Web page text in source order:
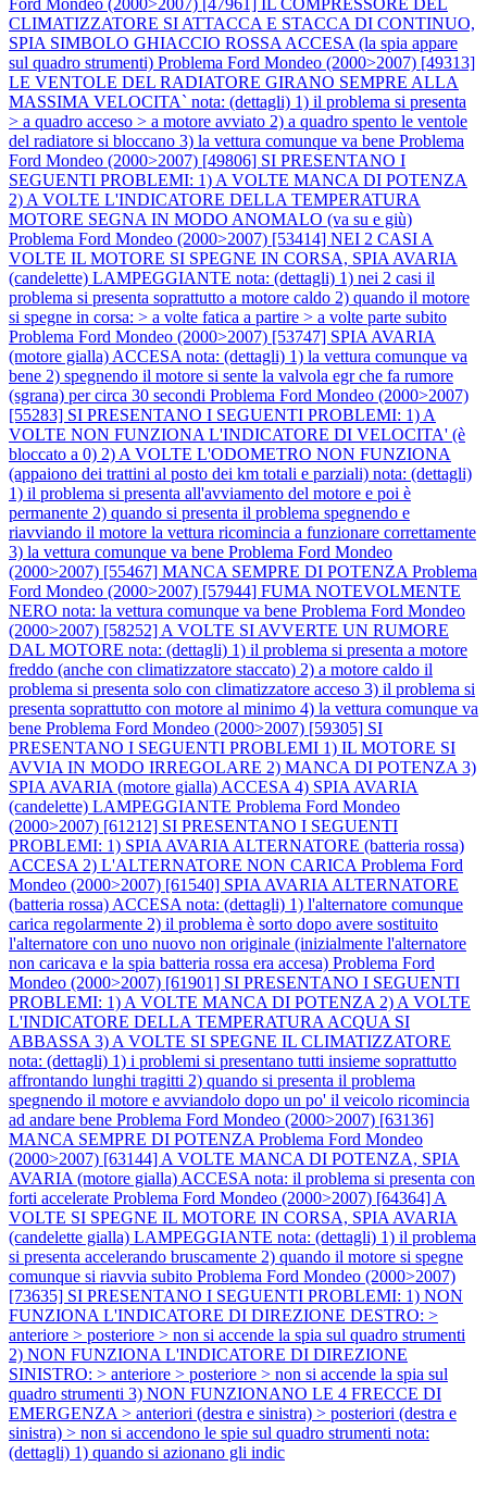
CLIMATIZZATORE SI ATTACCA E STACCA DI CONTINUO,
SPIA SIMBOLO GHIACCIO ROSSA ACCESA (la spia appare
sul quadro strumenti) Problema Ford Mondeo (2000>2007) [49313]
LE VENTOLE DEL RADIATORE GIRANO SEMPRE ALLA
MASSIMA VELOCITA` nota: (dettagli) 1) il problema si presenta
> a quadro acceso > a motore avviato 2) a quadro spento le ventole
del radiatore si bloccano 3) la vettura comunque va bene Problema
Ford Mondeo (2000>2007) [49806] SI PRESENTANO I
SEGUENTI PROBLEMI: 1) A VOLTE MANCA DI POTENZA
2) A VOLTE L'INDICATORE DELLA TEMPERATURA
MOTORE SEGNA IN MODO ANOMALO (va su e giù)
Problema Ford Mondeo (2000>2007) [53414] NEI 2 CASI A
VOLTE IL MOTORE SI SPEGNE IN CORSA, SPIA AVARIA
(candelette) LAMPEGGIANTE nota: (dettagli) 1) nei 2 casi il
problema si presenta soprattutto a motore caldo 2) quando il motore
si spegne in corsa: > a volte fatica a partire > a volte parte subito
Problema Ford Mondeo (2000>2007) [53747] SPIA AVARIA
(motore gialla) ACCESA nota: (dettagli) 1) la vettura comunque va
bene 2) spegnendo il motore si sente la valvola egr che fa rumore
(sgrana) per circa 30 secondi Problema Ford Mondeo (2000>2007)
[55283] SI PRESENTANO I SEGUENTI PROBLEMI: 1) A
VOLTE NON FUNZIONA L'INDICATORE DI VELOCITA' (è
bloccato a 0) 2) A VOLTE L'ODOMETRO NON FUNZIONA
(appaiono dei trattini al posto dei km totali e parziali) nota: (dettagli)
1) il problema si presenta all'avviamento del motore e poi è
permanente 2) quando si presenta il problema spegnendo e
riavviando il motore la vettura ricomincia a funzionare correttamente
3) la vettura comunque va bene Problema Ford Mondeo
(2000>2007) [55467] MANCA SEMPRE DI POTENZA Problema
Ford Mondeo (2000>2007) [57944] FUMA NOTEVOLMENTE
NERO nota: la vettura comunque va bene Problema Ford Mondeo
(2000>2007) [58252] A VOLTE SI AVVERTE UN RUMORE
DAL MOTORE nota: (dettagli) 1) il problema si presenta a motore
freddo (anche con climatizzatore staccato) 2) a motore caldo il
problema si presenta solo con climatizzatore acceso 3) il problema si
presenta soprattutto con motore al minimo 4) la vettura comunque va
bene Problema Ford Mondeo (2000>2007) [59305] SI
PRESENTANO I SEGUENTI PROBLEMI 1) IL MOTORE SI
AVVIA IN MODO IRREGOLARE 2) MANCA DI POTENZA 3)
SPIA AVARIA (motore gialla) ACCESA 4) SPIA AVARIA
(candelette) LAMPEGGIANTE Problema Ford Mondeo
(2000>2007) [61212] SI PRESENTANO I SEGUENTI
PROBLEMI: 1) SPIA AVARIA ALTERNATORE (batteria rossa)
ACCESA 2) L'ALTERNATORE NON CARICA Problema Ford
Mondeo (2000>2007) [61540] SPIA AVARIA ALTERNATORE
(batteria rossa) ACCESA nota: (dettagli) 1) l'alternatore comunque
carica regolarmente 2) il problema è sorto dopo avere sostituito
l'alternatore con uno nuovo non originale (inizialmente l'alternatore
non caricava e la spia batteria rossa era accesa) Problema Ford
Mondeo (2000>2007) [61901] SI PRESENTANO I SEGUENTI
PROBLEMI: 1) A VOLTE MANCA DI POTENZA 2) A VOLTE
L'INDICATORE DELLA TEMPERATURA ACQUA SI
ABBASSA 3) A VOLTE SI SPEGNE IL CLIMATIZZATORE
nota: (dettagli) 1) i problemi si presentano tutti insieme soprattutto
affrontando lunghi tragitti 2) quando si presenta il problema
spegnendo il motore e avviandolo dopo un po' il veicolo ricomincia
ad andare bene Problema Ford Mondeo (2000>2007) [63136]
MANCA SEMPRE DI POTENZA Problema Ford Mondeo
(2000>2007) [63144] A VOLTE MANCA DI POTENZA, SPIA
AVARIA (motore gialla) ACCESA nota: il problema si presenta con
forti accelerate Problema Ford Mondeo (2000>2007) [64364] A
VOLTE SI SPEGNE IL MOTORE IN CORSA, SPIA AVARIA
(candelette gialla) LAMPEGGIANTE nota: (dettagli) 1) il problema
si presenta accelerando bruscamente 2) quando il motore si spegne
comunque si riavvia subito Problema Ford Mondeo (2000>2007)
[73635] SI PRESENTANO I SEGUENTI PROBLEMI: 1) NON
FUNZIONA L'INDICATORE DI DIREZIONE DESTRO: >
anteriore > posteriore > non si accende la spia sul quadro strumenti
2) NON FUNZIONA L'INDICATORE DI DIREZIONE
SINISTRO: > anteriore > posteriore > non si accende la spia sul
quadro strumenti 3) NON FUNZIONANO LE 4 FRECCE DI
EMERGENZA > anteriori (destra e sinistra) > posteriori (destra e
sinistra) > non si accendono le spie sul quadro strumenti nota:
(dettagli) 1) quando si azionano gli indic